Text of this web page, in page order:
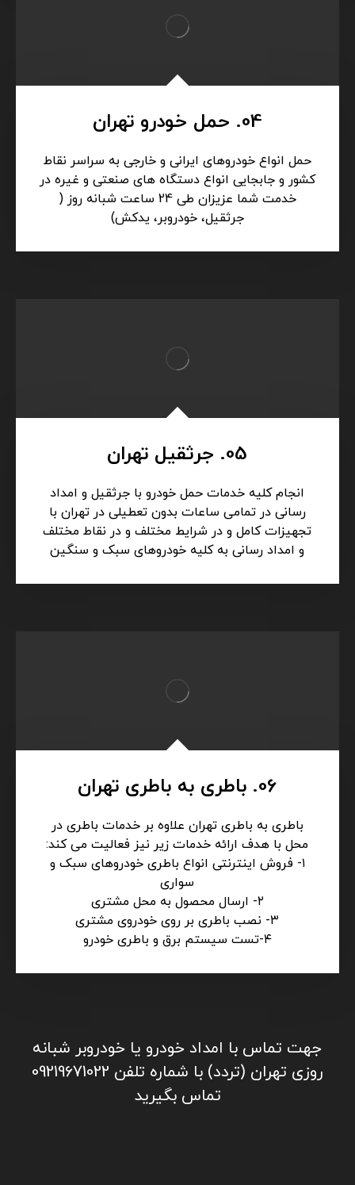
04. حمل خودرو تهران
حمل انواع خودروهای ایرانی و خارجی به سراسر نقاط
کشور و جابجایی انواع دستگاه های صنعتی و غیره در
خدمت شما عزیزان طی 24 ساعت شبانه روز (
جرثقیل، خودروبر، یدکش)
05. جرثقیل تهران
انجام کلیه خدمات حمل خودرو با جرثقیل و امداد
رسانی در تمامی ساعات بدون تعطیلی در تهران با
تجهیزات کامل و در شرایط مختلف و در نقاط مختلف
و امداد رسانی به کلیه خودروهای سبک و سنگین
06. باطری به باطری تهران
باطری به باطری تهران علاوه بر خدمات باطری در
محل با هدف ارائه خدمات زیر نیز فعالیت می کند:
۱- فروش اینترنتی انواع باطری خودروهای سبک و
سواری
۲- ارسال محصول به محل مشتری
۳- نصب باطری بر روی خودروی مشتری
۴-تست سیستم برق و باطری خودرو
جهت تماس با امداد خودرو یا خودروبر شبانه
روزی تهران (تردد) با شماره تلفن 09219671022
تماس بگیرید